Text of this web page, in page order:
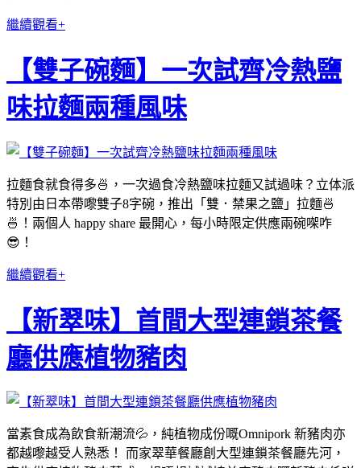
繼續觀看+
【雙子碗麵】一次試齊冷熱鹽
味拉麵兩種風味
拉麵食就食得多🍜，一次過食冷熱鹽味拉麵又試過味？立体派
特別由日本帶嚟雙子8字碗，推出「雙．禁果之鹽」拉麵🍜
🍜！兩個人 happy share 最開心，每小時限定供應兩碗㗎咋
😎！
繼續觀看+
【新翠味】首間大型連鎖茶餐
廳供應植物豬肉
當素食成為飲食新潮流💦，純植物成份嘅Omnipork 新豬肉亦
都越嚟越受人熟悉！ 而家翠華餐廳創大型連鎖茶餐廳先河，